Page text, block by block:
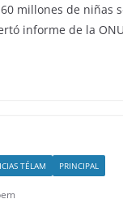
millones de niñas
informe de la
TÉLAM PRINCIPAL